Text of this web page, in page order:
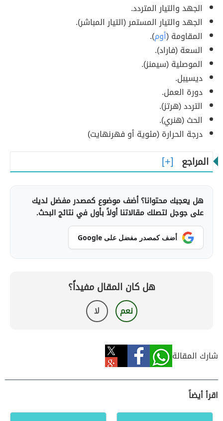
الجهد والتيار المتردد.
الجهد والتيار المستمر (التيار المباشر).
المقاومة (أوم).
السعة (فاراد).
الموصلية (سيمنز).
ديسيبل.
دورة العمل.
التردد (هرتز).
الحث (هنري).
درجة الحرارة (مئوية أو فهرنهايت)
المراجع
هل يعجبك محتوانا؟ أضف موضوع كمصدر مفضل لديك
على جوجل لتصلك مقالاتنا أولاً بأول في نتائج البحث.
أضف كمصدر مفضل على Google
هل كان المقال مفيداً؟
نعم لا
شارك المقالة
اقرأ أيضاً